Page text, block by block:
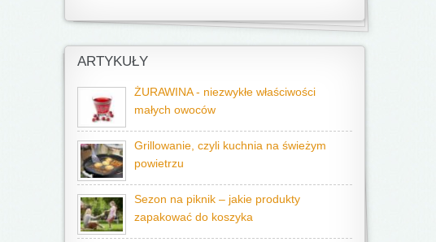
ARTYKUŁY
ŻURAWINA - niezwykłe właściwości
małych owoców
Grillowanie, czyli kuchnia na świeżym
powietrzu
Sezon na piknik – jakie produkty
zapakować do koszyka